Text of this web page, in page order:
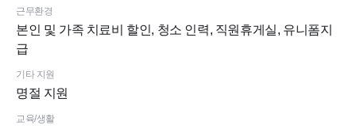
는 치아복원진료도 경험해 보실수 있으실겁니다^^
@ 근무지역
- 5호선 오목교역 8번출구 1~2분거리
근무환경
본인 및 가족 치료비 할인, 청소 인력, 직원휴게실, 유니폼지
급
기타 지원
명절 지원
교육/생활